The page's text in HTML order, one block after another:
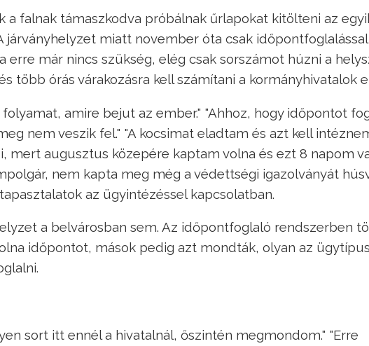
a falnak támaszkodva próbálnak űrlapokat kitölteni az
járványhelyzet miatt november óta csak időpontfoglalással
már nincs szükség, elég csak sorszámot húzni a
több órás várakozásra kell számítani a kormányhivatalok
amire bejut az ember." "Ahhoz, hogy időpontot
nem veszik fel." "A kocsimat eladtam és azt kell
augusztus közepére kaptam volna és ezt 8 napom
nem kapta meg még a védettségi igazolványát
az ügyintézéssel kapcsolatban.
a belvárosban sem. Az időpontfoglaló rendszerben
időpontot, mások pedig azt mondták, olyan az
sort itt ennél a hivatalnál, őszintén megmondom." "Erre